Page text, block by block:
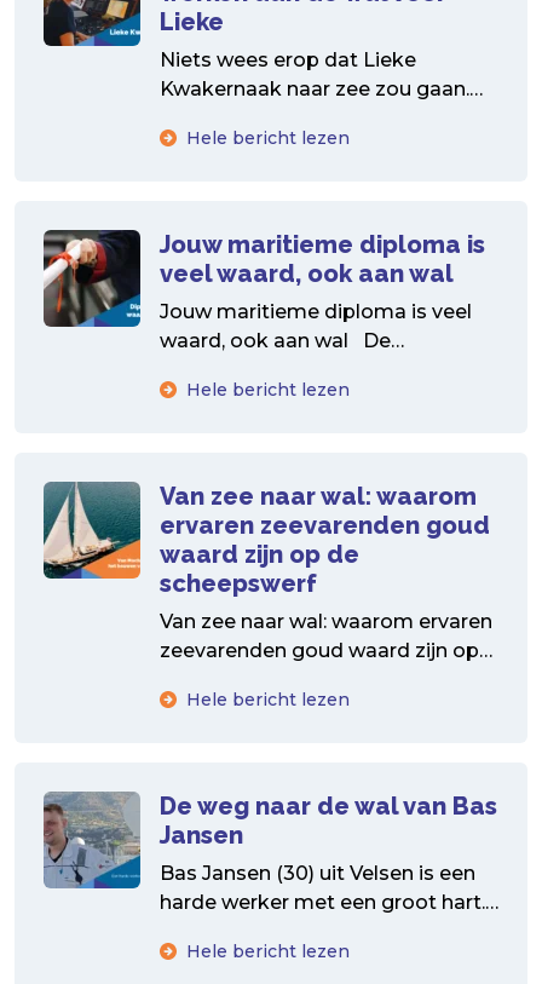
Lieke
Niets wees erop dat Lieke
Kwakernaak naar zee zou gaan.
zeevaartopleiding. Handen-uit-de-
Hele bericht lezen
Jouw maritieme diploma is
veel waard, ook aan wal
Jouw maritieme diploma is veel
waard, ook aan wal De
Bedrijven staan te springen om...
Hele bericht lezen
Van zee naar wal: waarom
ervaren zeevarenden goud
waard zijn op de
scheepswerf
Van zee naar wal: waarom ervaren
zeevarenden goud waard zijn op
tochten op zee, dag...
Hele bericht lezen
De weg naar de wal van Bas
Jansen
Bas Jansen (30) uit Velsen is een
harde werker met een groot hart.
zeeman...
Hele bericht lezen